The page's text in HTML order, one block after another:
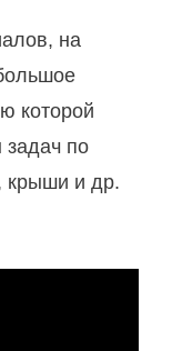
на
которой
по
крыши и др.